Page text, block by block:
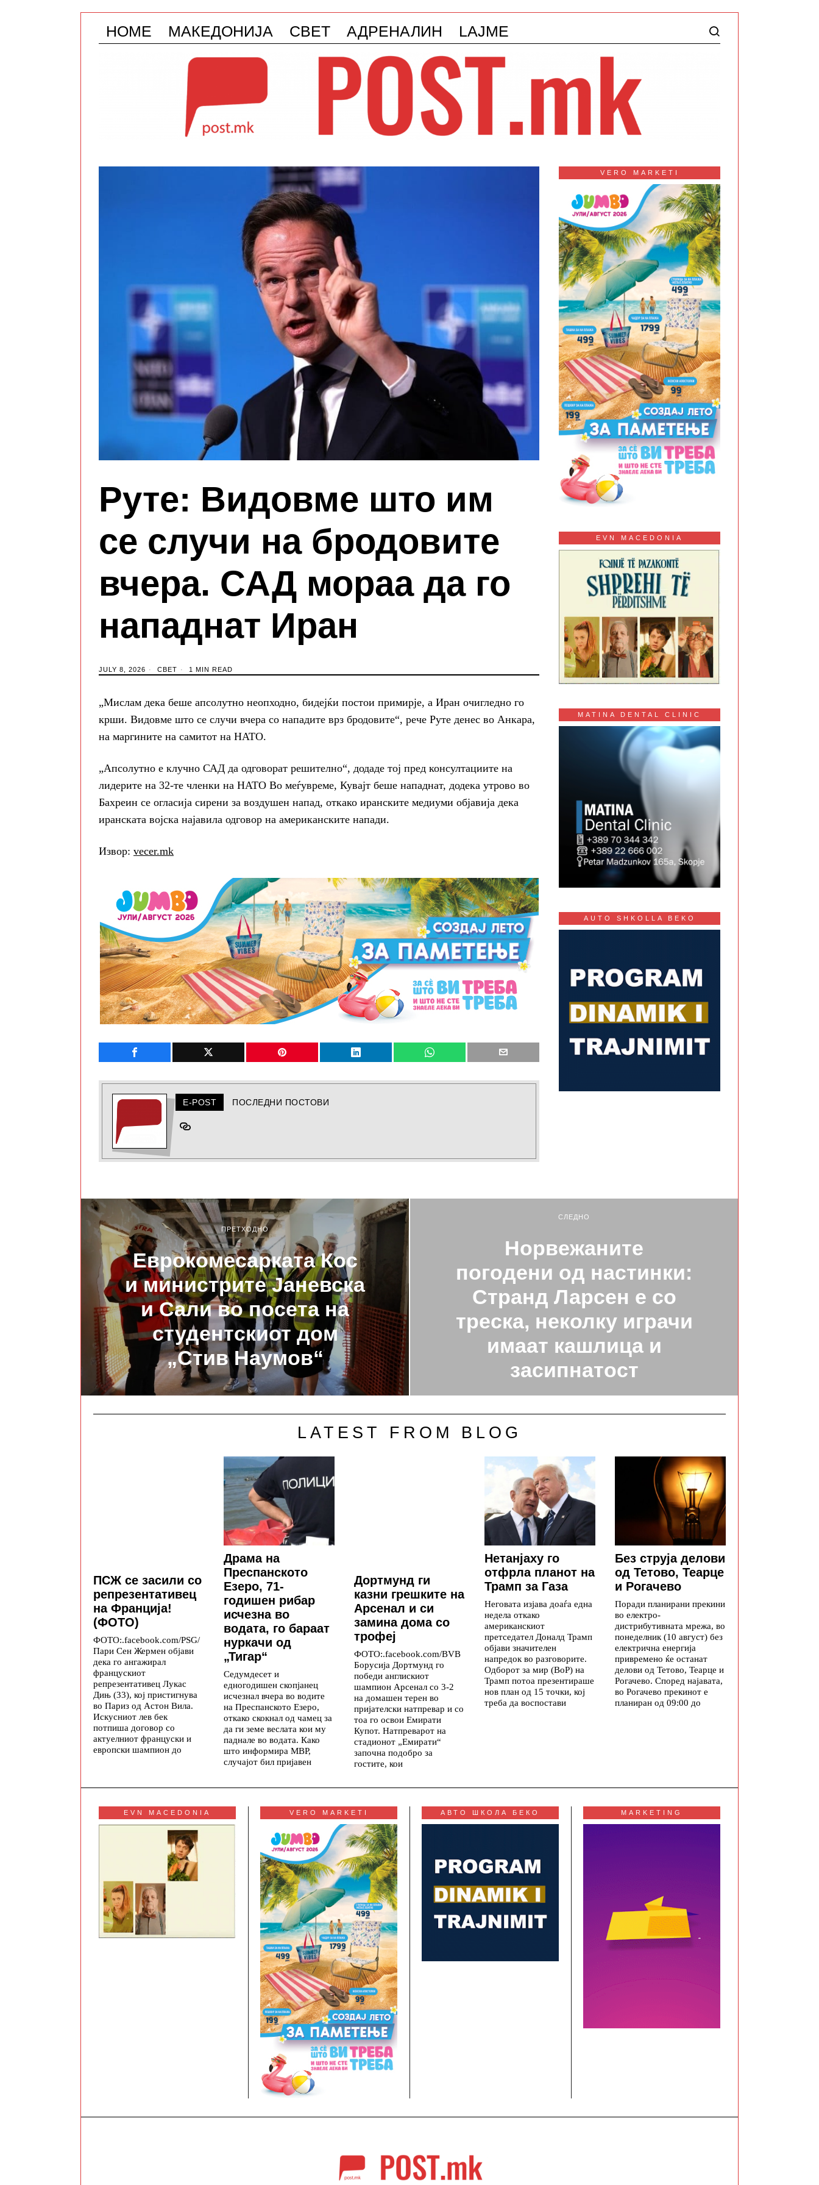
HOME МАКЕДОНИЈА СВЕТ АДРЕНАЛИН LAJME
Руте: Видовме што им
се случи на бродовите
вчера. САД мораа да го
нападнат Иран
JULY 8, 2026 СВЕТ 1 MIN READ
„Мислам дека беше апсолутно неопходно, бидејќи постои примирје, а Иран очигледно го
крши. Видовме што се случи вчера со нападите врз бродовите“, рече Руте денес во Анкара,
на маргините на самитот на НАТО.
„Апсолутно е клучно САД да одговорат решително“, додаде тој пред консултациите на
лидерите на 32-те членки на НАТО Во меѓувреме, Кувајт беше нападнат, додека утрово во
Бахреин се огласија сирени за воздушен напад, откако иранските медиуми објавија дека
иранската војска најавила одговор на американските напади.
Извор: vecer.mk
E-POST ПОСЛЕДНИ ПОСТОВИ
VERO MARKETI
EVN MACEDONIA
MATINA DENTAL CLINIC
AUTO SHKOLLA BEKO
ПРЕТХОДНО
Еврокомесарката Кос
и министрите Јаневска
и Сали во посета на
студентскиот дом
„Стив Наумов“
СЛЕДНО
Норвежаните
погодени од настинки:
Странд Ларсен e со
треска, неколку играчи
имаат кашлица и
засипнатост
LATEST FROM BLOG
ПСЖ се засили со
репрезентативец
на Франција!
(ФОТО)
ФОТО:.facebook.com/PSG/
Пари Сен Жермен објави
дека го ангажирал
францускиот
репрезентативец Лукас
Дињ (33), кој пристигнува
во Париз од Астон Вила.
Искусниот лев бек
потпиша договор со
актуелниот француски и
европски шампион до
Драма на
Преспанското
Езеро, 71-
годишен рибар
исчезна во
водата, го бараат
нуркачи од
„Тигар“
Седумдесет и
едногодишен скопјанец
исчезнал вчера во водите
на Преспанското Езеро,
откако скокнал од чамец за
да ги земе веслата кои му
паднале во водата. Како
што информира МВР,
случајот бил пријавен
Дортмунд ги
казни грешките на
Арсенал и си
замина дома со
трофеј
ФОТО:.facebook.com/BVB
Борусија Дортмунд го
победи англискиот
шампион Арсенал со 3-2
на домашен терен во
пријателски натпревар и со
тоа го освои Емирати
Купот. Натпреварот на
стадионот „Емирати“
започна подобро за
гостите, кои
Нетанјаху го
отфрла планот на
Трамп за Газа
Неговата изјава доаѓа една
недела откако
американскиот
претседател Доналд Трамп
објави значителен
напредок во разговорите.
Одборот за мир (BoP) на
Трамп потоа презентираше
нов план од 15 точки, кој
треба да воспостави
Без струја делови
од Тетово, Теарце
и Рогачево
Поради планирани прекини
во електро-
дистрибутивната мрежа, во
понеделник (10 август) без
електрична енергија
привремено ќе останат
делови од Тетово, Теарце и
Рогачево. Според најавата,
во Рогачево прекинот е
планиран од 09:00 до
EVN MACEDONIA VERO MARKETI АВТО ШКОЛА БЕКО MARKETING